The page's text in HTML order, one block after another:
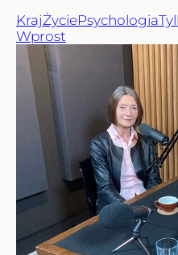
KrajŻyciePsychologia
Wprost